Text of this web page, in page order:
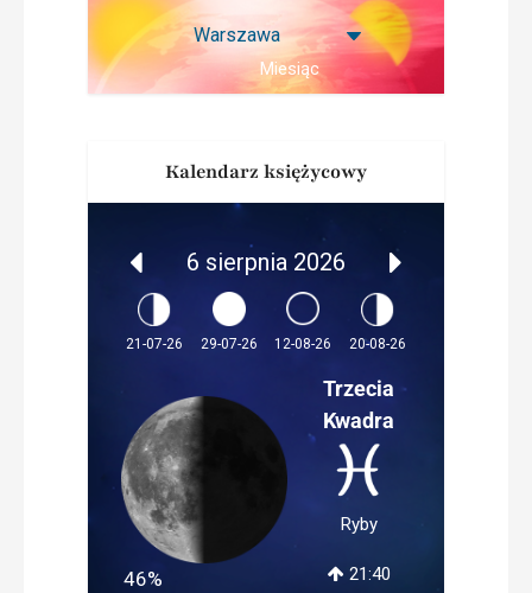
Miesiąc
Kalendarz księżycowy
6 sierpnia 2026
21-07-26 29-07-26 12-08-26 20-08-26
46%
Trzecia
Kwadra
Ryby
21:40